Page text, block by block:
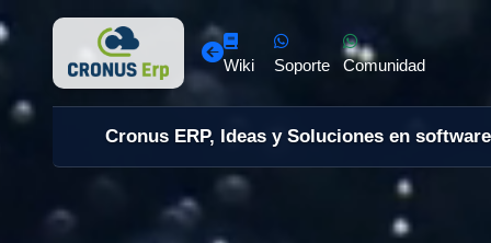
Wiki Soporte Comunidad
Cronus ERP, Ideas y Soluciones en software